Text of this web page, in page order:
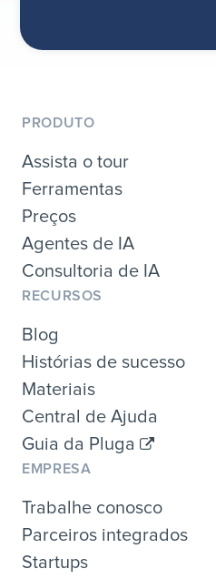
PRODUTO
Assista o tour
Ferramentas
Preços
Agentes de IA
Consultoria de IA
RECURSOS
Blog
Histórias de sucesso
Materiais
Central de Ajuda
Guia da Pluga
EMPRESA
Trabalhe conosco
Parceiros integrados
Startups